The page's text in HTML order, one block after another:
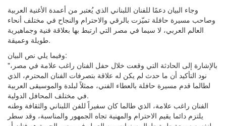
وجاء البيان دعمًا للفنان اللبناني الذي يُعتبر من أعمدة الأغنية العربية
وصاحب مسيرة حافلة تميّزت بالرقي والاحترام والنجاح في مختلف أنحاء
العالم العربي، لا سيما في مصر التي ارتبط بها بعلاقة فنية وجماهيرية
طويلة وعميقة.
وفيما يلي نص البيان:
"بالإشارة إلى الحادثة التي وقعت خلال حفل الفنان راغب علامة في مصر،
نود التأكيد أن ما حدث لم يكن له علاقة بتصرفات الفنان المحترم، الذي
لطالما قدم مسيرة حافلة بالعطاء الفني، ممثلاً لبلدة والموسيقى العربية
في مختلف المحافل الدولية.
الفنان راغب علامة، الذي طالما كان سفيراً للفن اللبناني والثقافة وطنه
يلتزم دائما يقيم الاحترام والمهنية تجاه الجمهور والمناسبة، وقد سطر